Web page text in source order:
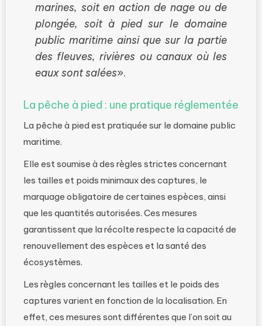
marines, soit en action de nage ou de
plongée, soit à pied sur le domaine
public maritime ainsi que sur la partie
des fleuves, rivières ou canaux où les
eaux sont salées».
La pêche à pied : une pratique réglementée
La pêche à pied est pratiquée sur le domaine public
maritime.
Elle est soumise à des règles strictes concernant
les tailles et poids minimaux des captures, le
marquage obligatoire de certaines espèces, ainsi
que les quantités autorisées. Ces mesures
garantissent que la récolte respecte la capacité de
renouvellement des espèces et la santé des
écosystèmes.
Les règles concernant les tailles et le poids des
captures varient en fonction de la localisation. En
effet, ces mesures sont différentes que l’on soit au